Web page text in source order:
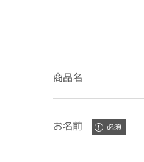
商品名
お名前